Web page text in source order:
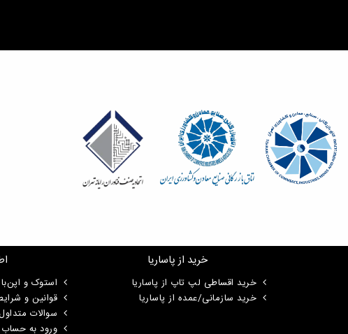
خرید از پاساریا
خرید اقساطی لپ تاپ از پاساریا
خرید سازمانی/عمده از پاساریا
استوک و
قوانین و
سوالات
ورود به حساب